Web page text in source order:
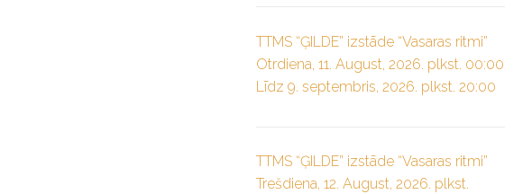
TTMS “ĢILDE” izstāde “Vasaras ritmi”
Otrdiena, 11. August, 2026. plkst. 00:00
Līdz 9. septembris, 2026. plkst. 20:00
TTMS “ĢILDE” izstāde “Vasaras ritmi”
Trešdiena, 12. August, 2026. plkst.